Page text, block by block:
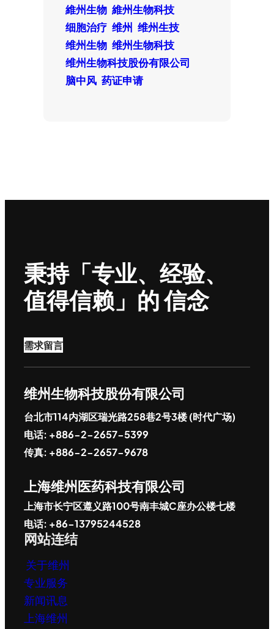
維州生物 維州生物科技
细胞治疗 维州 维州生技
维州生物 维州生物科技
维州生物科技股份有限公司
脑中风 药证申请
秉持「专业、经验、
值得信赖」的 信念
需求留言
维州生物科技股份有限公司
台北市114内湖区瑞光路258巷2号3楼 (时代广场)
电话: +886-2-2657-5399
传真: +886-2-2657-9678
上海维州医药科技有限公司
上海市长宁区遵义路100号南丰城C座办公楼七楼
电话: +86-13795244528
网站连结
关于维州
专业服务
新闻讯息
上海维州